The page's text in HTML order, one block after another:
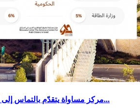
مركز مساواة يتقدّم بالتماس إلى المحكمة العليا: مفوضية...